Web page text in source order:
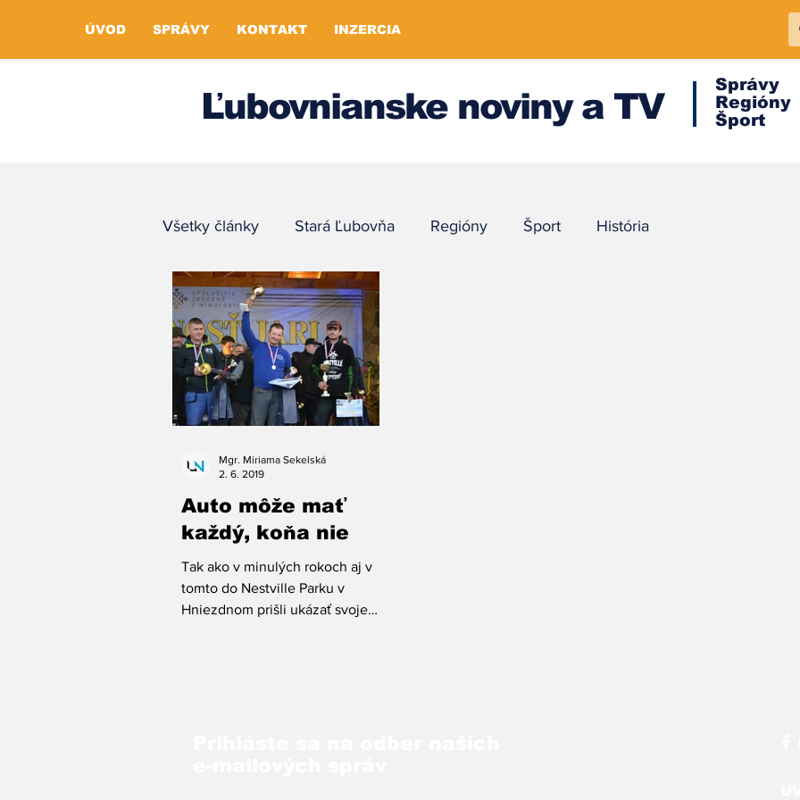
ÚVOD SPRÁVY KONTAKT INZERCIA
Ľubovnianske noviny a TV
Správy
Regióny
Šport
Všetky články Stará Ľubovňa Regióny Šport História
Auto môže mať
každý, koňa nie
Tak ako v minulých rokoch aj v
tomto do Nestville Parku v
Hniezdnom prišli ukázať svoje
Mgr. Miriama Sekelská
2. 6. 2019